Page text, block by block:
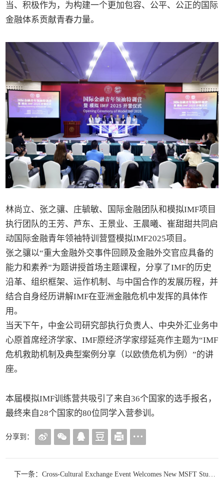
当、积极作为，为构建一个更加包容、公平、公正的国际
金融体系贡献青春力量。
林尚立、张之骧、庄毓敏、国际金融团队和模拟IMF项目
执行团队的王芳、芦东、王景业、王晨曦、崔甜甜共同启
动国际金融青年领袖特训营暨模拟IMF2025项目。
张之骧以“重大金融外交事件回顾及金融外交官应具备的
能力和素养”为题讲授首场主题课程，分享了IMF的历史
沿革、组织框架、运作机制、与中国合作的发展历程，并
结合自身经历讲解IMF在亚洲金融危机中发挥的具体作
用。
当天下午，中金公司研究部执行负责人、中央外汇业务中
心原首席经济学家、IMF原经济学家缪延亮作主题为“IMF
危机救助机制及典型案例分享（以欧债危机为例）”的讲
座。
本届模拟IMF训练营共吸引了来自36个国家的选手报名，
最终来自28个国家的80位同学入营参训。
分享到：
下一条：Cross-Cultural Exchange Event Welcomes New MSFT Students